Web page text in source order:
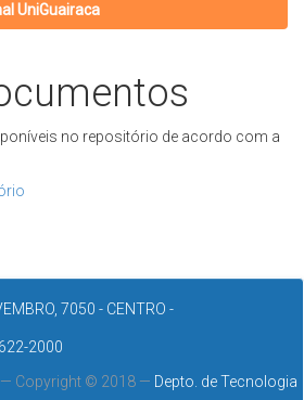
UniGuairaca
no repositório de acordo com a
7050 - CENTRO -
2000
— Copyright © 2018 — Depto. de Tecnologia